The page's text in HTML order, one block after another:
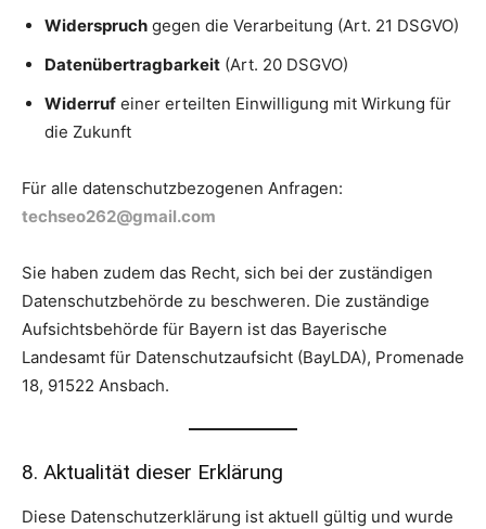
Widerspruch gegen die Verarbeitung (Art. 21 DSGVO)
Datenübertragbarkeit (Art. 20 DSGVO)
Widerruf einer erteilten Einwilligung mit Wirkung für
die Zukunft
Für alle datenschutzbezogenen Anfragen:
techseo262@gmail.com
Sie haben zudem das Recht, sich bei der zuständigen
Datenschutzbehörde zu beschweren. Die zuständige
Aufsichtsbehörde für Bayern ist das Bayerische
Landesamt für Datenschutzaufsicht (BayLDA), Promenade
18, 91522 Ansbach.
8. Aktualität dieser Erklärung
Diese Datenschutzerklärung ist aktuell gültig und wurde